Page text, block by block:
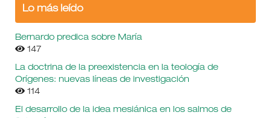
Lo más leído
Bernardo predica sobre María
147
La doctrina de la preexistencia en la teología de
Orígenes: nuevas líneas de investigación
114
El desarrollo de la idea mesiánica en los salmos de